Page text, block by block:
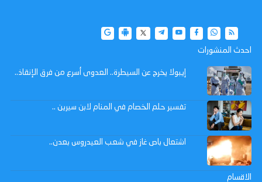
احدث المنشورات
إيبولا يخرج عن السيطرة.. العدوى أسرع من فرق الإنقاذ..
تفسير حلم الخصام في المنام لابن سيرين ..
اشتعال باص غاز في شعب العيدروس بعدن..
الاقسام